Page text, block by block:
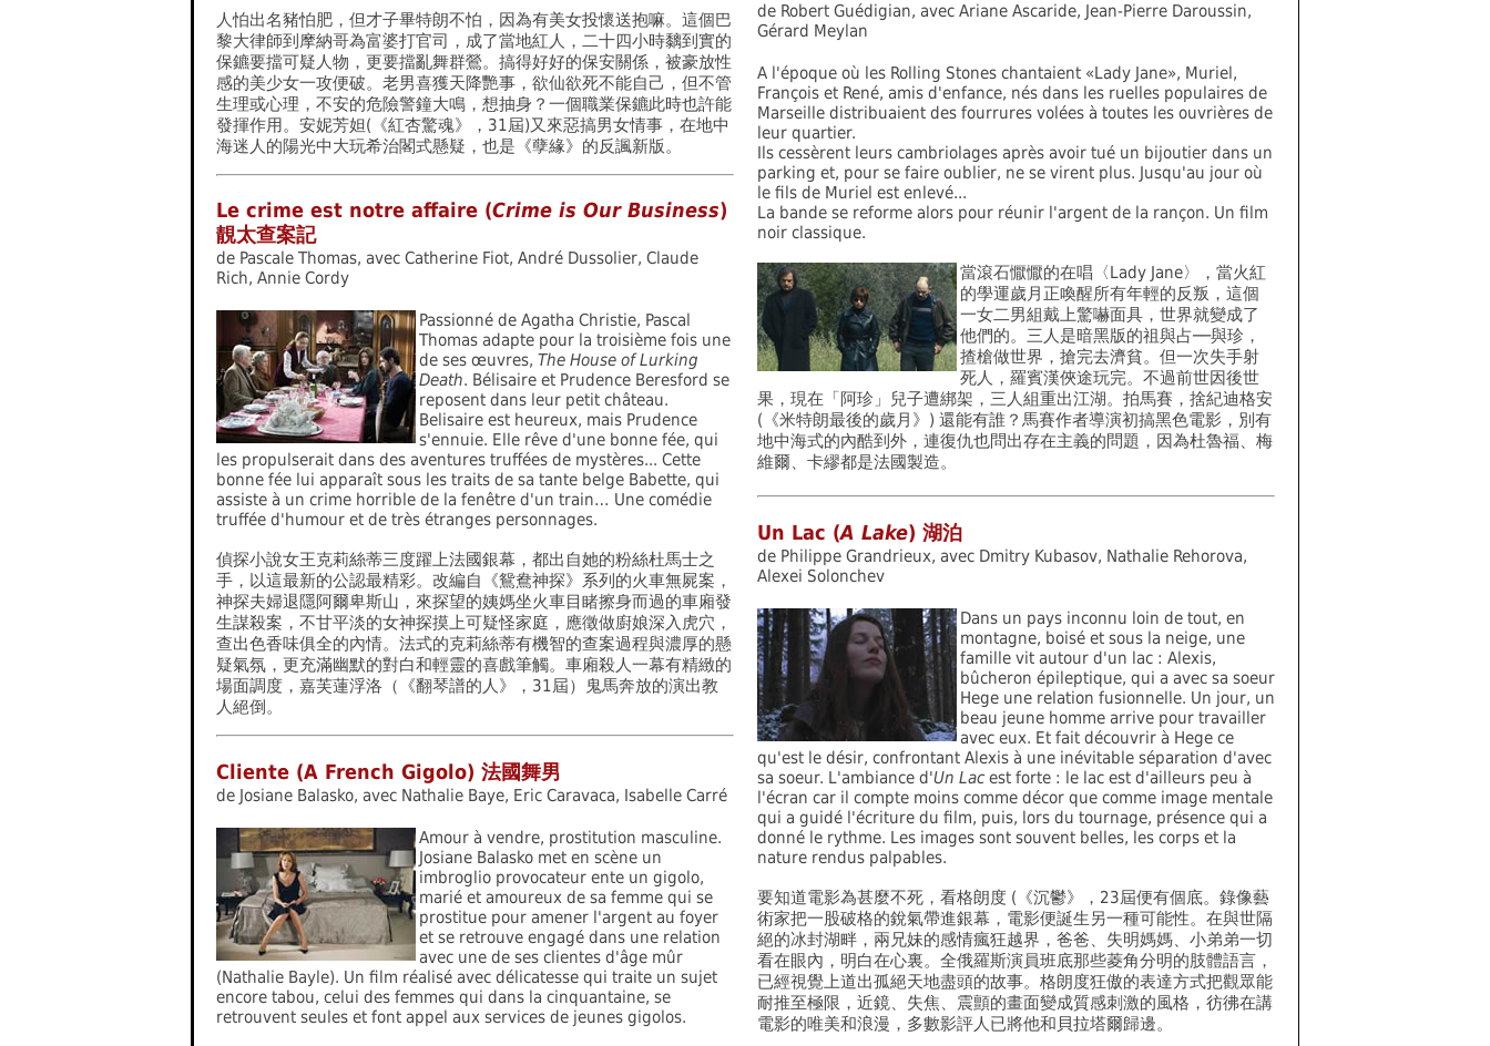
人怕出名豬怕肥，但才子畢特朗不怕，因為有美女投懷送抱嘛。這個巴
黎大律師到摩納哥為富婆打官司，成了當地紅人，二十四小時黐到實的
保鑣要擋可疑人物，更要擋亂舞群鶯。搞得好好的保安關係，被豪放性
感的美少女一攻便破。老男喜獲天降艷事，欲仙欲死不能自己，但不管
生理或心理，不安的危險警鐘大鳴，想抽身？一個職業保鑣此時也許能
發揮作用。安妮芳妲(《紅杏驚魂》，31屆)又來惡搞男女情事，在地中
海迷人的陽光中大玩希治閣式懸疑，也是《孽緣》的反諷新版。
Le crime est notre affaire (Crime is Our Business)
靚太查案記
de Pascale Thomas, avec Catherine Fiot, André Dussolier, Claude
Rich, Annie Cordy
Passionné de Agatha Christie, Pascal
Thomas adapte pour la troisième fois une
de ses œuvres, The House of Lurking
Death. Bélisaire et Prudence Beresford se
reposent dans leur petit château.
Belisaire est heureux, mais Prudence
s'ennuie. Elle rêve d'une bonne fée, qui
les propulserait dans des aventures truffées de mystères... Cette
bonne fée lui apparaît sous les traits de sa tante belge Babette, qui
assiste à un crime horrible de la fenêtre d'un train… Une comédie
truffée d'humour et de très étranges personnages.
偵探小說女王克莉絲蒂三度躍上法國銀幕，都出自她的粉絲杜馬士之
手，以這最新的公認最精彩。改編自《鴛鴦神探》系列的火車無屍案，
神探夫婦退隱阿爾卑斯山，來探望的姨媽坐火車目睹擦身而過的車廂發
生謀殺案，不甘平淡的女神探摸上可疑怪家庭，應徵做廚娘深入虎穴，
查出色香味俱全的內情。法式的克莉絲蒂有機智的查案過程與濃厚的懸
疑氣氛，更充滿幽默的對白和輕靈的喜戲筆觸。車廂殺人一幕有精緻的
場面調度，嘉芙蓮浮洛（《翻琴譜的人》，31屆）鬼馬奔放的演出教
人絕倒。
Cliente (A French Gigolo) 法國舞男
de Josiane Balasko, avec Nathalie Baye, Eric Caravaca, Isabelle Carré
Amour à vendre, prostitution masculine.
Josiane Balasko met en scène un
imbroglio provocateur ente un gigolo,
marié et amoureux de sa femme qui se
prostitue pour amener l'argent au foyer
et se retrouve engagé dans une relation
avec une de ses clientes d'âge mûr
(Nathalie Bayle). Un film réalisé avec délicatesse qui traite un sujet
encore tabou, celui des femmes qui dans la cinquantaine, se
retrouvent seules et font appel aux services de jeunes gigolos.
de Robert Guédigian, avec Ariane Ascaride, Jean-Pierre Daroussin,
Gérard Meylan
A l'époque où les Rolling Stones chantaient «Lady Jane», Muriel,
François et René, amis d'enfance, nés dans les ruelles populaires de
Marseille distribuaient des fourrures volées à toutes les ouvrières de
leur quartier.
Ils cessèrent leurs cambriolages après avoir tué un bijoutier dans un
parking et, pour se faire oublier, ne se virent plus. Jusqu'au jour où
le fils de Muriel est enlevé...
La bande se reforme alors pour réunir l'argent de la rançon. Un film
noir classique.
當滾石懨懨的在唱〈Lady Jane〉，當火紅
的學運歲月正喚醒所有年輕的反叛，這個
一女二男組戴上驚嚇面具，世界就變成了
他們的。三人是暗黑版的祖與占──與珍，
揸槍做世界，搶完去濟貧。但一次失手射
死人，羅賓漢俠途玩完。不過前世因後世
果，現在「阿珍」兒子遭綁架，三人組重出江湖。拍馬賽，捨紀迪格安
(《米特朗最後的歲月》) 還能有誰？馬賽作者導演初搞黑色電影，別有
地中海式的內酷到外，連復仇也問出存在主義的問題，因為杜魯福、梅
維爾、卡繆都是法國製造。
Un Lac (A Lake) 湖泊
de Philippe Grandrieux, avec Dmitry Kubasov, Nathalie Rehorova,
Alexei Solonchev
Dans un pays inconnu loin de tout, en
montagne, boisé et sous la neige, une
famille vit autour d'un lac : Alexis,
bûcheron épileptique, qui a avec sa soeur
Hege une relation fusionnelle. Un jour, un
beau jeune homme arrive pour travailler
avec eux. Et fait découvrir à Hege ce
qu'est le désir, confrontant Alexis à une inévitable séparation d'avec
sa soeur. L'ambiance d'Un Lacest forte : le lac est d'ailleurs peu à
l'écran car il compte moins comme décor que comme image mentale
qui a guidé l'écriture du film, puis, lors du tournage, présence qui a
donné le rythme. Les images sont souvent belles, les corps et la
nature rendus palpables.
要知道電影為甚麼不死，看格朗度 (《沉鬱》，23屆便有個底。錄像藝
術家把一股破格的銳氣帶進銀幕，電影便誕生另一種可能性。在與世隔
絕的冰封湖畔，兩兄妹的感情瘋狂越界，爸爸、失明媽媽、小弟弟一切
看在眼內，明白在心裏。全俄羅斯演員班底那些菱角分明的肢體語言，
已經視覺上道出孤絕天地盡頭的故事。格朗度狂傲的表達方式把觀眾能
耐推至極限，近鏡、失焦、震顫的畫面變成質感刺激的風格，彷彿在講
電影的唯美和浪漫，多數影評人已將他和貝拉塔爾歸邊。